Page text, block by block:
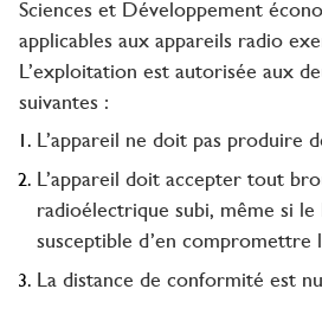
Sciences et Développement
applicables aux appareils radio
L’exploitation est autorisée aux
suivantes :
L’appareil ne doit pas produire
L’appareil doit accepter tout
radioélectrique subi, même si le
susceptible d’en compromettre
La distance de conformité est